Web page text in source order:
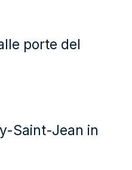
porte del
Saint-Jean in